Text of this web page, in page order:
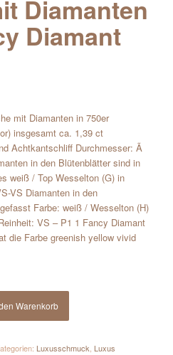
Diamanten
Diamant
mit Diamanten in 750er
insgesamt ca. 1,39 ct
Achtkantschliff Durchmesser: Ã
in den Blütenblätter sind in
weiß / Top Wesselton (G) in
VS Diamanten in den
Farbe: weiß / Wesselton (H)
VS – P1 1 Fancy Diamant
die Farbe greenish yellow vivid
Warenkorb
Luxusschmuck, Luxus